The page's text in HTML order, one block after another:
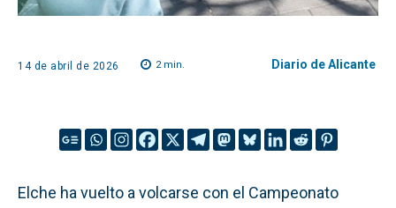
14 de abril de 2026 2min. Diario de Alicante
Elche ha vuelto a volcarse con el Campeonato